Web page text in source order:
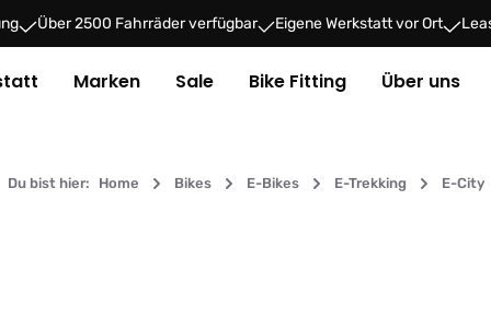
Über 2500 Fahrräder verfügbar Eigene Werkstatt vor Ort
Marken Sale Bike Fitting Über uns
Du bist hier: Home Bikes E-Bikes E-Trekking E-City